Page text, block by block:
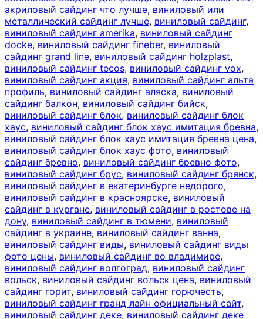
акриловый сайдинг что лучше, виниловый или
металлический сайдинг лучше, виниловый сайдинг,
виниловый сайдинг amerika, виниловый сайдинг
docke, виниловый сайдинг fineber, виниловый
сайдинг grand line, виниловый сайдинг holzplast,
виниловый сайдинг tecos, виниловый сайдинг vox,
виниловый сайдинг акция, виниловый сайдинг альта
профиль, виниловый сайдинг аляска, виниловый
сайдинг балкон, виниловый сайдинг бийск,
виниловый сайдинг блок, виниловый сайдинг блок
хаус, виниловый сайдинг блок хаус имитация бревна,
виниловый сайдинг блок хаус имитация бревна цена,
виниловый сайдинг блок хаус фото, виниловый
сайдинг бревно, виниловый сайдинг бревно фото,
виниловый сайдинг брус, виниловый сайдинг брянск,
виниловый сайдинг в екатеринбурге недорого,
виниловый сайдинг в красноярске, виниловый
сайдинг в кургане, виниловый сайдинг в ростове на
дону, виниловый сайдинг в тюмени, виниловый
сайдинг в украине, виниловый сайдинг ванна,
виниловый сайдинг виды, виниловый сайдинг виды
фото цены, виниловый сайдинг во владимире,
виниловый сайдинг волгоград, виниловый сайдинг
вольск, виниловый сайдинг вольск цена, виниловый
сайдинг горит, виниловый сайдинг горючесть,
виниловый сайдинг гранд лайн официальный сайт,
виниловый сайдинг деке, виниловый сайдинг деке